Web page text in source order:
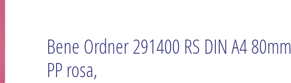
Bene Ordner 291400 RS DIN A4 80mm
PP rosa,